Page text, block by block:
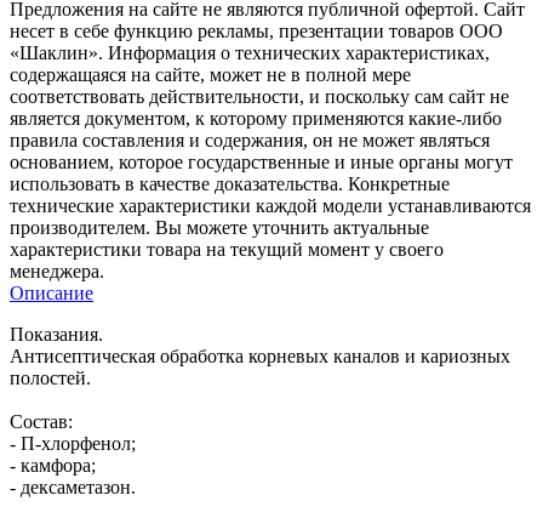
Предложения на сайте не являются публичной офертой. Сайт
несет в себе функцию рекламы, презентации товаров ООО
«Шаклин». Информация о технических характеристиках,
содержащаяся на сайте, может не в полной мере
соответствовать действительности, и поскольку сам сайт не
является документом, к которому применяются какие-либо
правила составления и содержания, он не может являться
основанием, которое государственные и иные органы могут
использовать в качестве доказательства. Конкретные
технические характеристики каждой модели устанавливаются
производителем. Вы можете уточнить актуальные
характеристики товара на текущий момент у своего
менеджера.
Описание
Показания.
Антисептическая обработка корневых каналов и кариозных
полостей.
Состав:
- П-хлорфенол;
- камфора;
- дексаметазон.